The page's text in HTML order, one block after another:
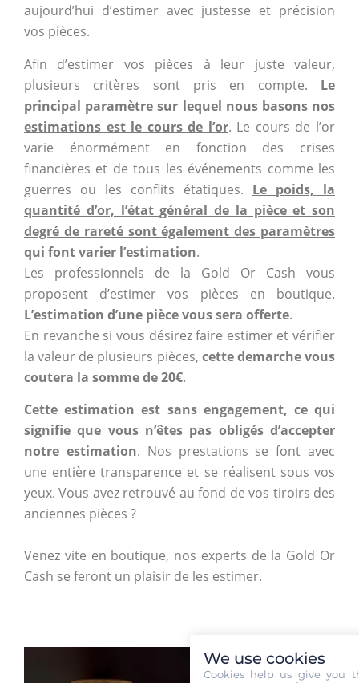
aujourd’hui d’estimer avec justesse et précision
vos pièces.
Afin d’estimer vos pièces à leur juste valeur,
plusieurs critères sont pris en compte. Le
principal paramètre sur lequel nous basons nos
estimations est le cours de l’or. Le cours de l’or
varie énormément en fonction des crises
financières et de tous les événements comme les
guerres ou les conflits étatiques. Le poids, la
quantité d’or, l’état général de la pièce et son
degré de rareté sont également des paramètres
qui font varier l’estimation.
Les professionnels de la Gold Or Cash vous
proposent d’estimer vos pièces en boutique.
L’estimation d’une pièce vous sera offerte.
En revanche si vous désirez faire estimer et vérifier
la valeur de plusieurs pièces, cette demarche vous
coutera la somme de 20€.
Cette estimation est sans engagement, ce qui
signifie que vous n’êtes pas obligés d’accepter
notre estimation. Nos prestations se font avec
une entière transparence et se réalisent sous vos
yeux. Vous avez retrouvé au fond de vos tiroirs des
anciennes pièces ?
Venez vite en boutique, nos experts de la Gold Or
Cash se feront un plaisir de les estimer.
We use cookies
Cookies help us give you